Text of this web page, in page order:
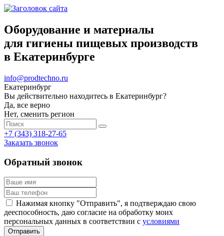
Оборудование и материалы
для гигиены пищевых производств
в Екатеринбурге
info@prodtechno.ru
Екатеринбург
Вы действительно находитесь в Екатеринбург?
Да, все верно
Нет, сменить регион
+7 (343) 318-27-65
Заказать звонок
Обратный звонок
Нажимая кнопку "Отправить", я подтверждаю свою
дееспособность, даю согласие на обработку моих
персональных данных в соответствии с условиями